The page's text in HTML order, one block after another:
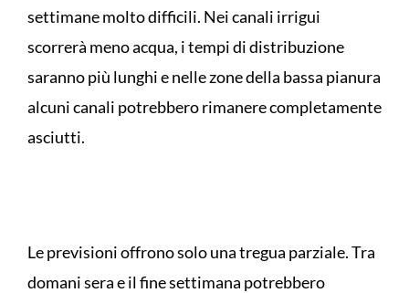
settimane molto difficili. Nei canali irrigui
scorrerà meno acqua, i tempi di distribuzione
saranno più lunghi e nelle zone della bassa pianura
alcuni canali potrebbero rimanere completamente
asciutti.
Le previsioni offrono solo una tregua parziale. Tra
domani sera e il fine settimana potrebbero